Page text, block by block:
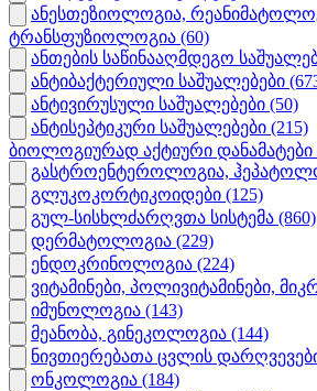
ანესთეზიოლოგია,
ტრანსფუზიოლოგია (60)
ანთების საწინააღმდეგო
ანტიბაქტერიული საშუალებები
ანტივირუსული საშუალებები (50)
ანტისეპტიკური საშუალებები (215)
ბიოლოგიურად აქტიური დანამატები
გასტროენტეროლოგია,
გლუკოკორტიკოიდები (125)
გულ-სისხლძარღვთა სისტემა (860)
დერმატოლოგია (229)
ენდოკრინოლოგია (224)
ვიტამინები, პოლივიტამინები,
იმუნოლოგია (143)
მეანობა, გინეკოლოგია (144)
ნივთიერებათა ცვლის
ონკოლოგია (184)